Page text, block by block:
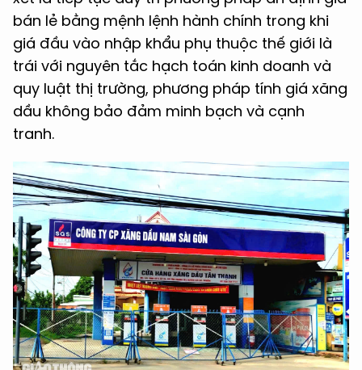
bán lẻ bằng mệnh lệnh hành chính trong khi
giá đầu vào nhập khẩu phụ thuộc thế giới là
trái với nguyên tắc hạch toán kinh doanh và
quy luật thị trường, phương pháp tính giá xăng
dầu không bảo đảm minh bạch và cạnh
tranh.